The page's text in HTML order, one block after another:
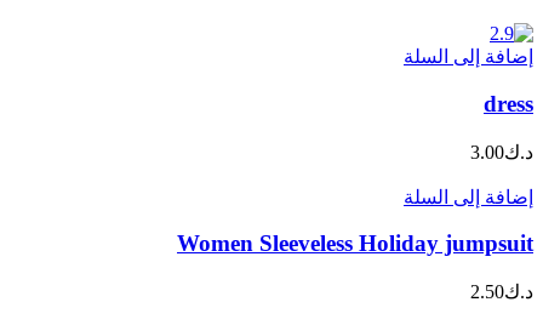
إضافة إلى السلة
dress
د.ك3.00
إضافة إلى السلة
Women Sleeveless Holiday jumpsuit
د.ك2.50